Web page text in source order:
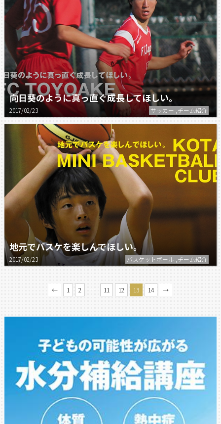
向日葵のように真っ直ぐ成長してほしい。
2017/02/23 サッカー ,チーム紹介
地元でバスケを楽しんでほしい。
2017/02/23 バスケットボール ,チーム紹介
← 1 2 11 12 13 14 →